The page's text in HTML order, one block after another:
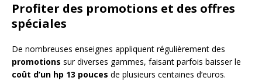
Profiter des promotions et des offres
spéciales
De nombreuses enseignes appliquent régulièrement des
promotions sur diverses gammes, faisant parfois baisser le
coût d’un hp 13 pouces de plusieurs centaines d’euros.